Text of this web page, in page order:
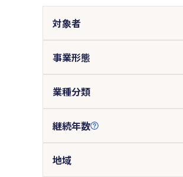
対象者
事業形態
業種分類
継続年数
地域